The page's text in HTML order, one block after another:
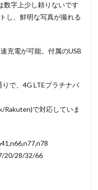
数字上少し頼りないです
し、鮮明な写真が撮れる
充電が可能。付属のUSB
で、4G LTEプラチナバ
Rakuten)で対応していま
20/28/32/66